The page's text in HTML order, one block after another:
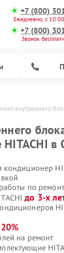
+7 (800)
Ежедневно, с
+7 (800)
Звонок
внутреннего
в
кондиционер
по
до 3-х
20%
на ремонт